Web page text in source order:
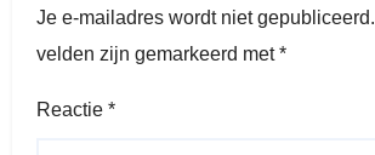
Je e-mailadres wordt niet gepubliceerd.
velden zijn gemarkeerd met*
Reactie *